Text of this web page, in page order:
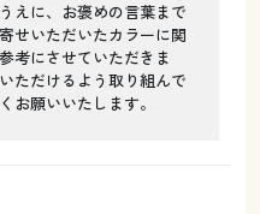
えに、お褒めの言葉まで
せいただいたカラーに関
考にさせていただきま
ただけるよう取り組んで
お願いいたします。